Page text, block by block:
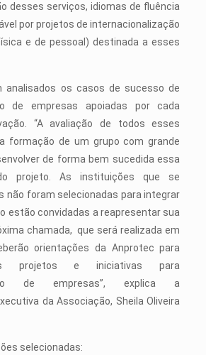
desses serviços, idiomas de fluência
por projetos de internacionalização
e de pessoal) destinada a esses
analisados os casos de sucesso de
de empresas apoiadas por cada
“A avaliação de todos esses
formação de um grupo com grande
de forma bem sucedida essa
projeto. As instituições que se
não foram selecionadas para integrar
estão convidadas a reapresentar sua
chamada, que será realizada em
orientações da Anprotec para
projetos e iniciativas para
de empresas”, explica a
da Associação, Sheila Oliveira
selecionadas: